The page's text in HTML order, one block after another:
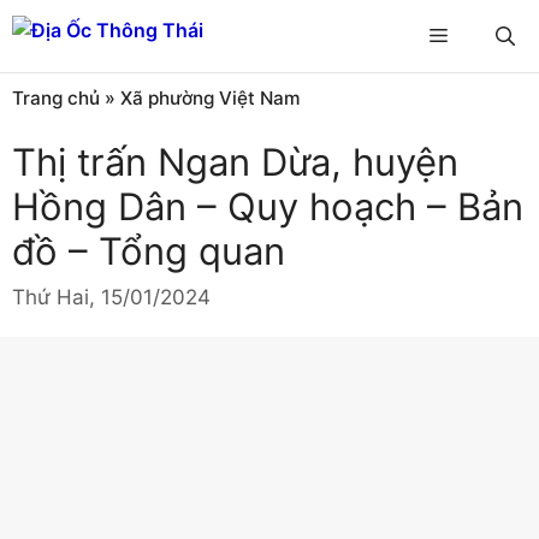
Chuyển
đến
nội
dung
Menu
Trang chủ » Xã phường Việt Nam
Thị trấn Ngan Dừa, huyện
Hồng Dân – Quy hoạch – Bản
đồ – Tổng quan
Thứ Hai, 15/01/2024